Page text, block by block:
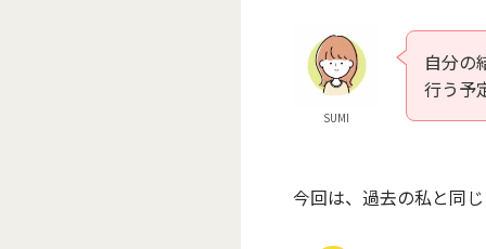
SUMI
自分の
行う予
今回は、過去の私と同